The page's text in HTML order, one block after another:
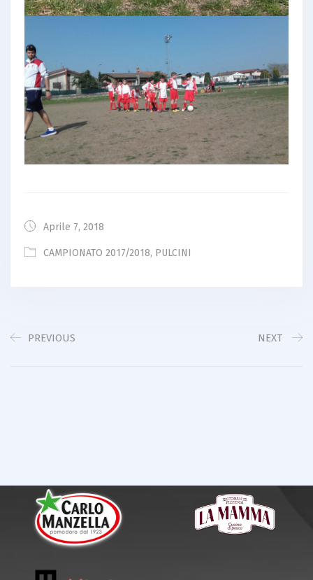
Aprile 7, 2018
CAMPIONATO 2017/2018, PULCINI
PREVIOUS NEXT